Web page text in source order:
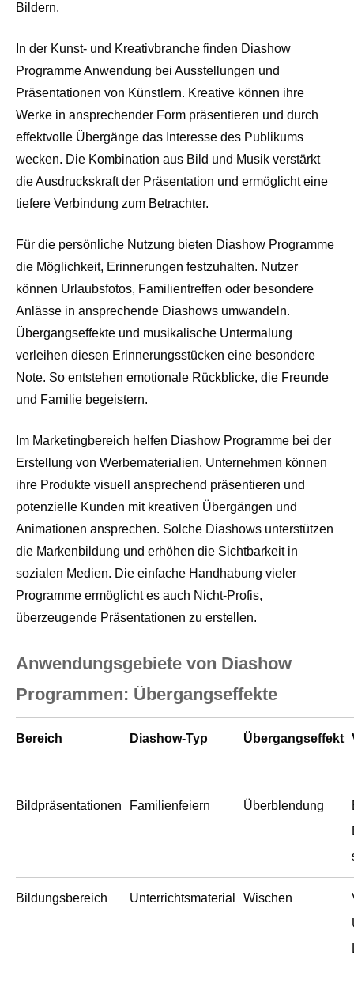
Bildern.
In der Kunst- und Kreativbranche finden Diashow
Programme Anwendung bei Ausstellungen und
Präsentationen von Künstlern. Kreative können ihre
Werke in ansprechender Form präsentieren und durch
effektvolle Übergänge das Interesse des Publikums
wecken. Die Kombination aus Bild und Musik verstärkt
die Ausdruckskraft der Präsentation und ermöglicht eine
tiefere Verbindung zum Betrachter.
Für die persönliche Nutzung bieten Diashow Programme
die Möglichkeit, Erinnerungen festzuhalten. Nutzer
können Urlaubsfotos, Familientreffen oder besondere
Anlässe in ansprechende Diashows umwandeln.
Übergangseffekte und musikalische Untermalung
verleihen diesen Erinnerungsstücken eine besondere
Note. So entstehen emotionale Rückblicke, die Freunde
und Familie begeistern.
Im Marketingbereich helfen Diashow Programme bei der
Erstellung von Werbematerialien. Unternehmen können
ihre Produkte visuell ansprechend präsentieren und
potenzielle Kunden mit kreativen Übergängen und
Animationen ansprechen. Solche Diashows unterstützen
die Markenbildung und erhöhen die Sichtbarkeit in
sozialen Medien. Die einfache Handhabung vieler
Programme ermöglicht es auch Nicht-Profis,
überzeugende Präsentationen zu erstellen.
Anwendungsgebiete von Diashow
Programmen: Übergangseffekte
Bereich Diashow-Typ Übergangseffekt
Bildpräsentationen Familienfeiern Überblendung
Bildungsbereich Unterrichtsmaterial Wischen